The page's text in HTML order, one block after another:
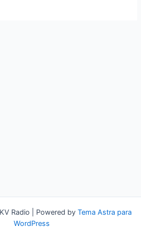
Radio | Powered by Tema Astra para
WordPress